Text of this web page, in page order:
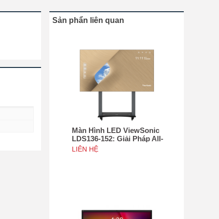
Sản phẩn liên quan
Màn Hình LED ViewSonic
LDS136-152: Giải Pháp All-
in-One Di Động Hàng Đầu
LIÊN HỆ